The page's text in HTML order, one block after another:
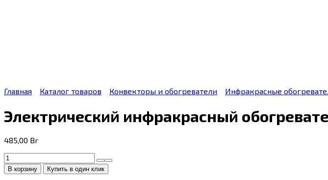
Главная Каталог товаров Конвекторы и обогреватели Инфракрасные
Электрический инфракрасный
485,00 Br
Количество
товара
Электрический
В корзину Купить в один клик